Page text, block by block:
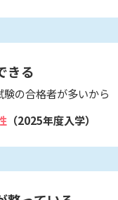
きる
の合格者が多いから
（2025年度入学）